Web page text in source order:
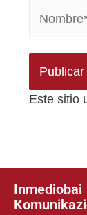
Este sitio
Inmediobai